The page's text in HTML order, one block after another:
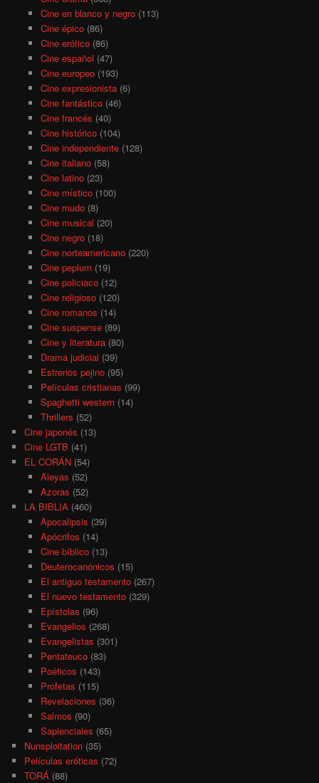
Cine en blanco y negro(113)
Cine épico(86)
Cine erótico(86)
Cine español (47)
Cine europeo(193)
Cine expresionista(6)
Cine fantástico(46)
Cine francés (40)
Cine histórico(104)
Cine independiente(128)
Cine italiano(58)
Cine latino(23)
Cine místico(100)
Cine mudo(8)
Cine musical (20)
Cine negro(18)
Cine norteamericano(220)
Cine peplum (19)
Cine policiaco(12)
Cine religioso(120)
Cine romanos (14)
Cine suspense(89)
Cine y literatura(80)
Drama judicial (39)
Estrenos pejino(95)
Películas cristianas (99)
Spaghetti western(14)
Thrillers (52)
Cine japonés (13)
Cine LGTB (41)
EL CORÁN (54)
Aleyas (52)
Azoras (52)
LA BIBLIA (460)
Apocalipsis (39)
Apócrifos (14)
Cine bíblico(13)
Deuterocanónicos (15)
El antiguo testamento(267)
El nuevo testamento(329)
Epístolas (96)
Evangelios (268)
Evangelistas (301)
Pentateuco(83)
Poéticos (143)
Profetas (115)
Revelaciones (36)
Salmos (90)
Sapienciales (65)
Nunsploitation (35)
Películas eróticas (72)
TORÁ (88)